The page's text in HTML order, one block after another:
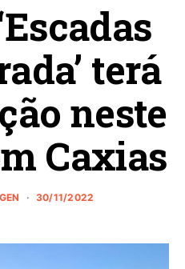
terá
neste
Caxias
30/11/2022